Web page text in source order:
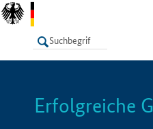
LISTE
Erfolgreiche